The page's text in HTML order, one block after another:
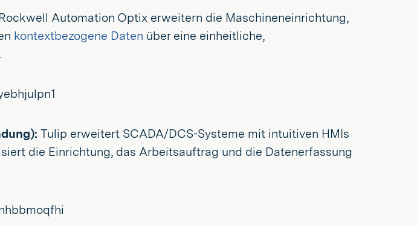
Automation Optix erweitern die Maschineneinrichtung,
kontextbezogene Daten über eine einheitliche,
Tulip erweitert SCADA/DCS-Systeme mit intuitiven HMIs
die Einrichtung, das Arbeitsauftrag und die Datenerfassung